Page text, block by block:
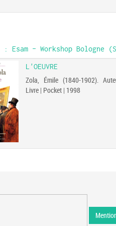
: Esam - Workshop Bologne
L'OEUVRE
Zola, Émile (1840-1902).
Livre | Pocket | 1998